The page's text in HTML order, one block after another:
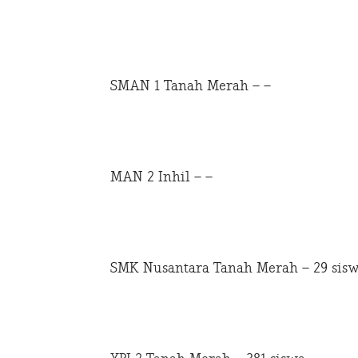
SMAN 1 Tanah Merah – –
MAN 2 Inhil – –
SMK Nusantara Tanah Merah – 29